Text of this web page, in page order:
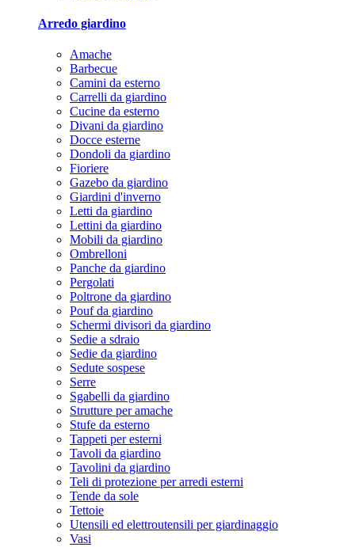
Arredo giardino
Amache
Barbecue
Camini da esterno
Carrelli da giardino
Cucine da esterno
Divani da giardino
Docce esterne
Dondoli da giardino
Fioriere
Gazebo da giardino
Giardini d'inverno
Letti da giardino
Lettini da giardino
Mobili da giardino
Ombrelloni
Panche da giardino
Pergolati
Poltrone da giardino
Pouf da giardino
Schermi divisori da giardino
Sedie a sdraio
Sedie da giardino
Sedute sospese
Serre
Sgabelli da giardino
Strutture per amache
Stufe da esterno
Tappeti per esterni
Tavoli da giardino
Tavolini da giardino
Teli di protezione per arredi esterni
Tende da sole
Tettoie
Utensili ed elettroutensili per giardinaggio
Vasi